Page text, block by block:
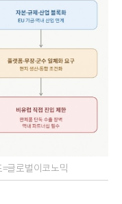
글로벌이코노믹